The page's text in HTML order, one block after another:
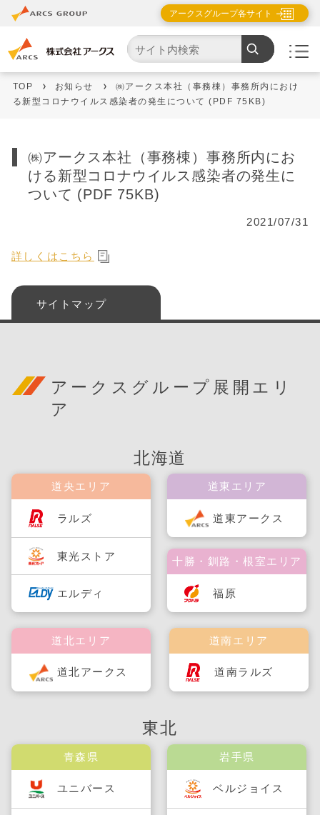
アークスグループ各サイト
TOP お知らせ
㈱アークス本社（事務棟）事務所内におけ
る新型コロナウイルス感染者の発生について (PDF 75KB)
㈱アークス本社（事務棟）事務所内にお
ける新型コロナウイルス感染者の発生に
ついて (PDF 75KB)
2021/07/31
詳しくはこちら
サイトマップ
アークスグループ展開エリ
ア
北海道
道央エリア
ラルズ
東光ストア
エルディ
道南エリア
道南ラルズ
道北エリア
道北アークス
道東エリア
道東アークス
十勝・釧路・根室エリア
福原
東北
青森県
ユニバース
岩手県
ベルジョイス